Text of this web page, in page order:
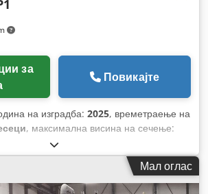
Повикајте
на изградба: 2025, времетраење на
, максимална висина на сечење:
ширина на сечење:
сили), Опрема:брзина на вртење со
Мал оглас